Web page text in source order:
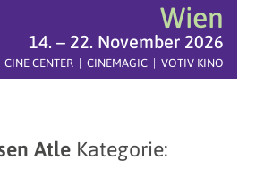
Wien
14. – 22. November 2026
CINE CENTER | CINEMAGIC | VOTIV KINO
Atle Kategorie: